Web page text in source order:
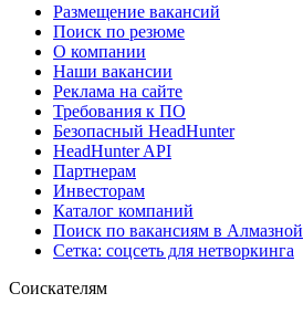
Размещение вакансий
Поиск по резюме
О компании
Наши вакансии
Реклама на сайте
Требования к ПО
Безопасный HeadHunter
HeadHunter API
Партнерам
Инвесторам
Каталог компаний
Поиск по вакансиям в Алмазной
Сетка: соцсеть для нетворкинга
Соискателям